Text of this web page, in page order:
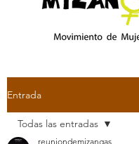
Entrada
Todas las entradas
reuniondemizangas